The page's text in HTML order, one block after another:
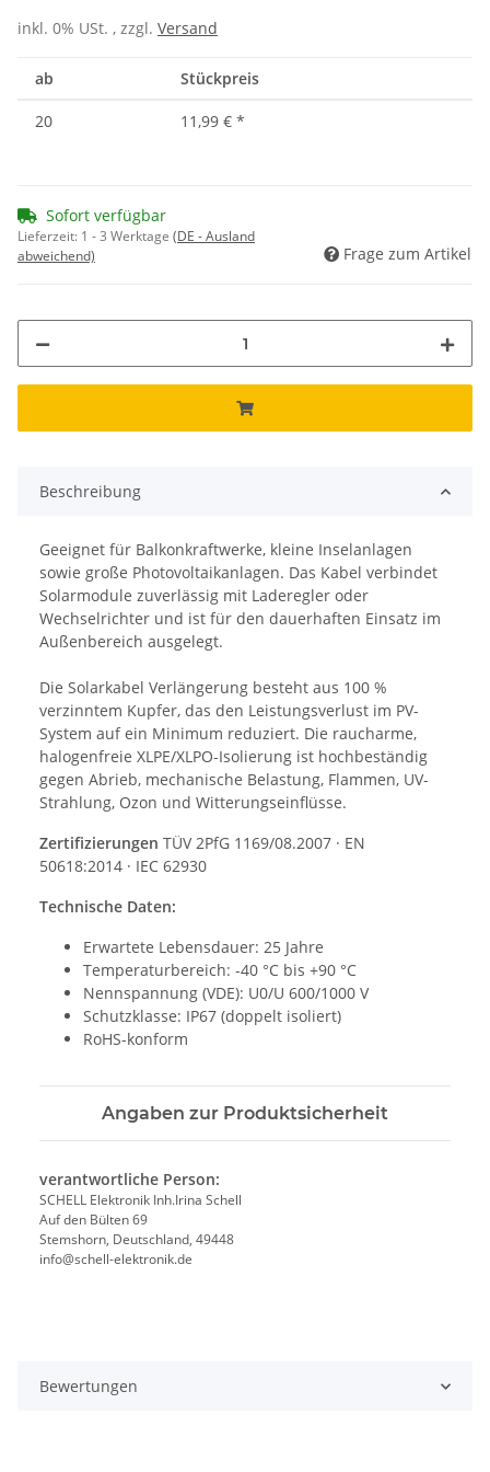
inkl. 0% USt. , zzgl. Versand
ab Stückpreis
20 11,99 € *
Sofort verfügbar
Lieferzeit: 1 - 3 Werktage (DE - Ausland
abweichend)
Frage zum Artikel
Beschreibung
Geeignet für Balkonkraftwerke, kleine Inselanlagen
sowie große Photovoltaikanlagen. Das Kabel verbindet
Solarmodule zuverlässig mit Laderegler oder
Wechselrichter und ist für den dauerhaften Einsatz im
Außenbereich ausgelegt.
Die Solarkabel Verlängerung besteht aus 100 %
verzinntem Kupfer, das den Leistungsverlust im PV-
System auf ein Minimum reduziert. Die raucharme,
halogenfreie XLPE/XLPO-Isolierung ist hochbeständig
gegen Abrieb, mechanische Belastung, Flammen, UV-
Strahlung, Ozon und Witterungseinflüsse.
Zertifizierungen TÜV 2PfG 1169/08.2007 · EN
50618:2014 · IEC 62930
Technische Daten:
Erwartete Lebensdauer: 25 Jahre
Temperaturbereich: -40 °C bis +90 °C
Nennspannung (VDE): U0/U 600/1000 V
Schutzklasse: IP67 (doppelt isoliert)
RoHS-konform
Angaben zur Produktsicherheit
verantwortliche Person:
SCHELL Elektronik Inh.Irina Schell
Auf den Bülten 69
Stemshorn, Deutschland, 49448
info@schell-elektronik.de
Bewertungen